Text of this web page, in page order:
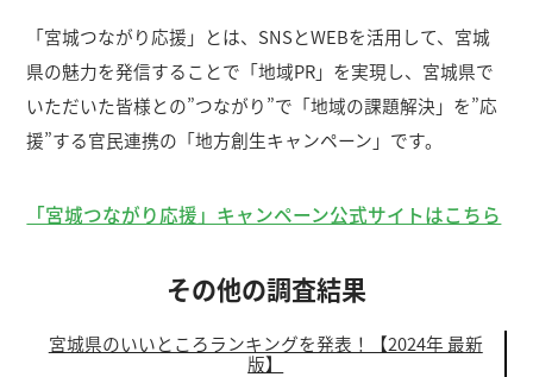
「宮城つながり応援」とは、SNSとWEBを活用して、宮城
県の魅力を発信することで「地域PR」を実現し、宮城県で
いただいた皆様との”つながり”で「地域の課題解決」を”応
援”する官民連携の「地方創生キャンペーン」です。
「宮城つながり応援」キャンペーン公式サイトはこちら
その他の調査結果
宮城県のいいところランキングを発表！【2024年 最新
版】